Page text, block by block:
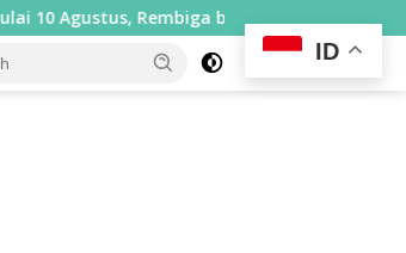
berlakukan sistem satu arah selama
ID